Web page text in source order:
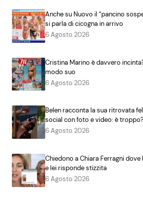
Anche su Nuovo il “pancino
si parla di cicogna in arrivo
6 Agosto 2026
Cristina Marino è davvero
modo suo
6 Agosto 2026
Belen racconta la sua ritrovata
social con foto e video: è troppo?
6 Agosto 2026
Chiedono a Chiara Ferragni
e lei risponde stizzita
6 Agosto 2026